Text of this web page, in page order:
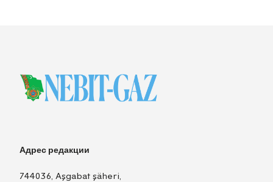
Адрес редакции
744036, Aşgabat şäheri,